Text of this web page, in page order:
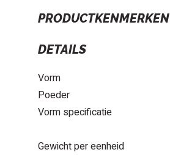
PRODUCTKENMERKEN
DETAILS
Vorm
Poeder
Vorm specificatie
Gewicht per eenheid